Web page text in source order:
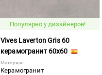
Популярно у дизайнеров!
Vives Laverton Gris 60
керамогранит 60x60
Материал:
Керамогранит